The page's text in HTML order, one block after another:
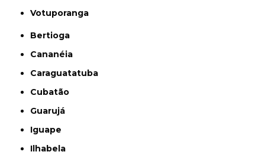
Votuporanga
Bertioga
Cananéia
Caraguatatuba
Cubatão
Guarujá
Iguape
Ilhabela